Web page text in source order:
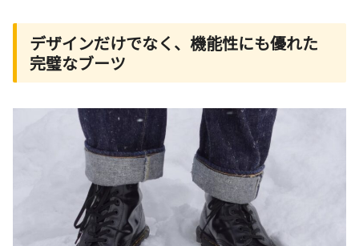
デザインだけでなく、機能性にも優れた
完璧なブーツ